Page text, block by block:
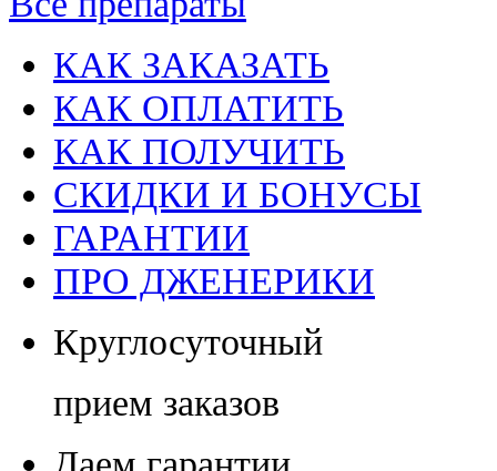
КАК ЗАКАЗАТЬ
КАК ОПЛАТИТЬ
КАК ПОЛУЧИТЬ
СКИДКИ И БОНУСЫ
ГАРАНТИИ
ПРО ДЖЕНЕРИКИ
Круглосуточный
прием заказов